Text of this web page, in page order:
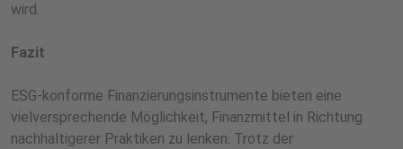
wird.
Fazit
ESG-konforme Finanzierungsinstrumente bieten eine
vielversprechende Möglichkeit, Finanzmittel in Richtung
nachhaltigerer Praktiken zu lenken. Trotz der